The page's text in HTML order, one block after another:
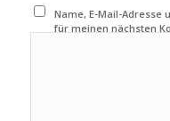
Name, E-Mail-Adresse
für meinen nächsten